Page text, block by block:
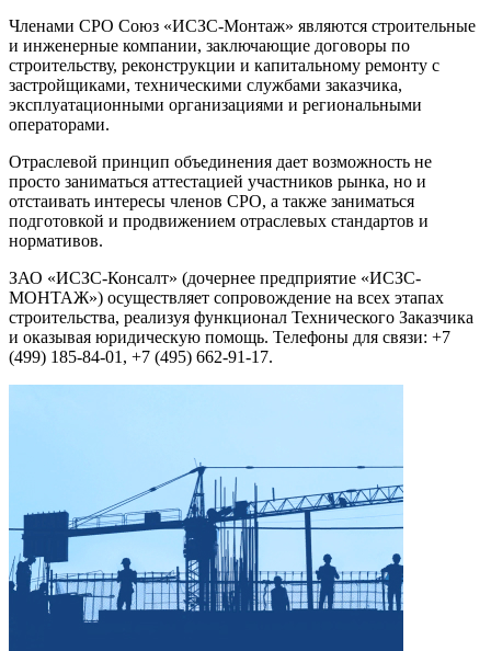
Членами СРО Союз «ИСЗС-Монтаж» являются строительные
и инженерные компании, заключающие договоры по
строительству, реконструкции и капитальному ремонту с
застройщиками, техническими службами заказчика,
эксплуатационными организациями и региональными
операторами.
Отраслевой принцип объединения дает возможность не
просто заниматься аттестацией участников рынка, но и
отстаивать интересы членов СРО, а также заниматься
подготовкой и продвижением отраслевых стандартов и
нормативов.
ЗАО «ИСЗС-Консалт» (дочернее предприятие «ИСЗС-
МОНТАЖ») осуществляет сопровождение на всех этапах
строительства, реализуя функционал Технического Заказчика
и оказывая юридическую помощь. Телефоны для связи: +7
(499) 185-84-01, +7 (495) 662-91-17.